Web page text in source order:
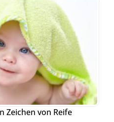
Zeichen von Reife